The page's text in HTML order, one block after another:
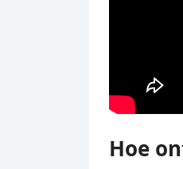
Hoe